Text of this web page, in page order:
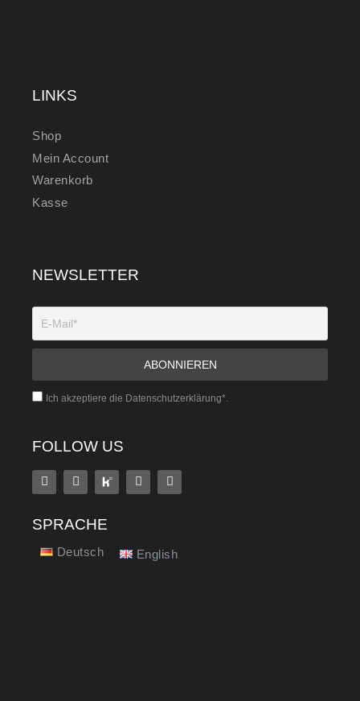
LINKS
Shop
Mein Account
Warenkorb
Kasse
NEWSLETTER
Ich akzeptiere die Datenschutzerklärung*.
FOLLOW US
SPRACHE
Deutsch English